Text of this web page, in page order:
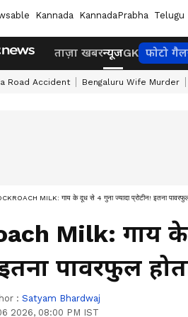
Kannada KannadaPrabha Telugu
ताज़ा खबरन्यूजGK फोटो
Road Accident Bengaluru Wife Murder
MILK: गाय के दूध से 4 गुना ज्यादा प्रोटीन! इतना पावरफुल
Milk: गाय के
इतना पावरफुल
: Satyam Bhardwaj
2026, 08:00 PM IST